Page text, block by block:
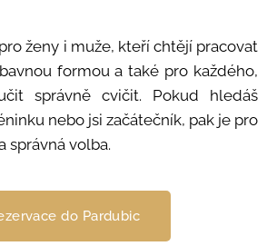
ženy i muže, kteří chtějí pracovat
formou a také pro každého,
správně cvičit. Pokud hledáš
nebo jsi začátečník, pak je pro
správná volba.
do Pardubic